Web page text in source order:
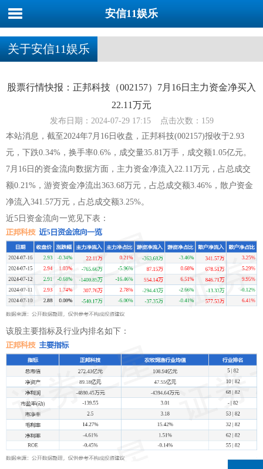
安信11娱乐
关于安信11娱乐
股票行情快报：正邦科技（002157）7月16日主力资金净买入
22.11万元
发布日期：2024-07-29 17:15 点击次数：159
本站消息，截至2024年7月16日收盘，正邦科技(002157)报收于2.93
元，下跌0.34%，换手率0.6%，成交量35.81万手，成交额1.05亿元。
7月16日的资金流向数据方面，主力资金净流入22.11万元，占总成交
额0.21%，游资资金净流出363.68万元，占总成交额3.46%，散户资金
净流入341.57万元，占总成交额3.25%。
近5日资金流向一览见下表：
该股主要指标及行业内排名如下：